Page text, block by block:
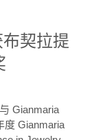
契拉提
Gianmaria
度 Gianmaria